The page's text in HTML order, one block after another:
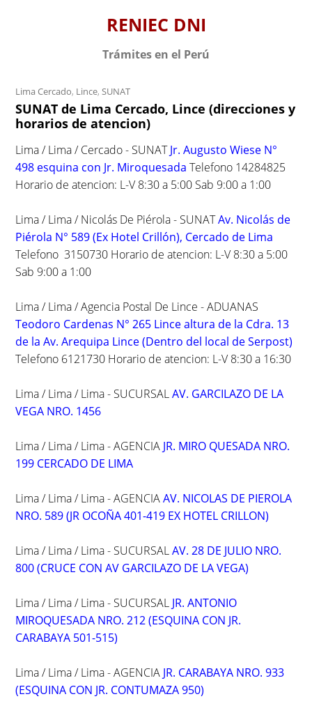
RENIEC DNI
Trámites en el Perú
Lima Cercado, Lince,SUNAT
SUNAT de Lima Cercado, Lince (direcciones y
horarios de atencion)
Lima / Lima / Cercado - SUNATJr. Augusto Wiese N°
498 esquina con Jr. Miroquesada Telefono 14284825
Horario de atencion: L-V 8:30 a 5:00 Sab 9:00 a 1:00
Lima / Lima / Nicolás De Piérola - SUNATAv. Nicolás de
Piérola N° 589 (Ex Hotel Crillón), Cercado de Lima
Telefono 3150730 Horario de atencion: L-V 8:30 a 5:00
Sab 9:00 a 1:00
Lima / Lima / Agencia Postal De Lince - ADUANAS
Teodoro Cardenas N° 265 Lince altura de la Cdra. 13
de la Av. Arequipa Lince (Dentro del local de Serpost)
Telefono 6121730 Horario de atencion: L-V 8:30 a 16:30
Lima / Lima / Lima - SUCURSALAV. GARCILAZO DE LA
VEGA NRO. 1456
Lima / Lima / Lima - AGENCIA JR. MIRO QUESADA NRO.
199 CERCADO DE LIMA
Lima / Lima / Lima - AGENCIAAV. NICOLAS DE PIEROLA
NRO. 589 (JR OCOÑA 401-419 EX HOTEL CRILLON)
Lima / Lima / Lima - SUCURSALAV. 28 DE JULIO NRO.
800 (CRUCE CON AV GARCILAZO DE LA VEGA)
Lima / Lima / Lima - SUCURSAL JR. ANTONIO
MIROQUESADA NRO. 212 (ESQUINA CON JR.
CARABAYA 501-515)
Lima / Lima / Lima - AGENCIA JR. CARABAYA NRO. 933
(ESQUINA CON JR. CONTUMAZA 950)